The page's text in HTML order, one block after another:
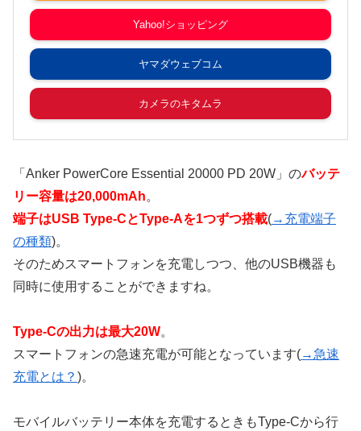
Yahoo!ショッピング
ヤマダウェブコム
カメラのキタムラ
「Anker PowerCore Essential 20000 PD 20W」のバッテ
リー容量は20,000mAh。
端子はUSB Type-CとType-Aを1つずつ搭載(→充電端子
の種類)。
そのためスマートフォンを充電しつつ、他のUSB機器も
同時に使用することができますね。
Type-Cの出力は最大20W。
スマートフォンの急速充電が可能となっています(→急速
充電とは？ )。
モバイルバッテリー本体を充電するときもType-Cから行